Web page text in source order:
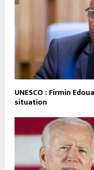
UNESCO : Firmin
situation